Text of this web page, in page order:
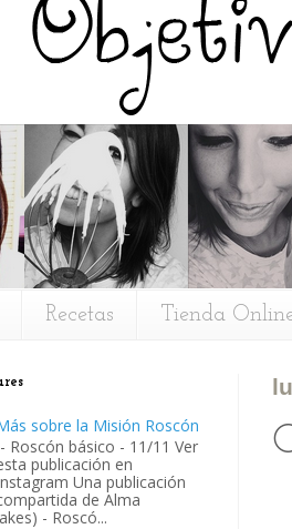
Recetas Tienda
sobre la Misión Roscón
- Roscón básico - 11/11 Ver
publicación en
Una publicación
de Alma
- Roscó...